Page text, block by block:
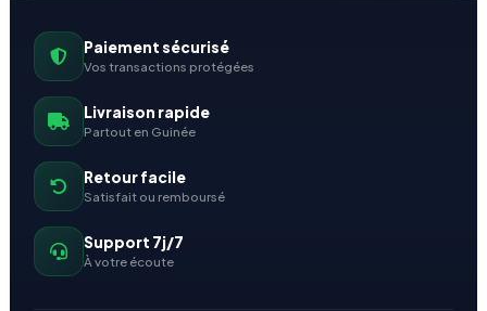
Paiement sécurisé
Vos transactions protégées
Livraison rapide
Partout en Guinée
Retour facile
Satisfait ou remboursé
Support 7j/7
À votre écoute